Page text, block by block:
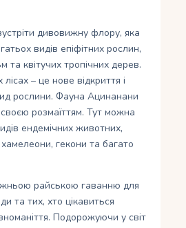
дивовижну флору, яка
видів епіфітних рослин,
та квітучих тропічних дерев.
– це нове відкриття і
рослини. Фауна Ацинанани
розмаїттям. Тут можна
ендемічних животних,
гекони та багато
райською гаванню для
та тих, хто цікавиться
Подорожуючи у світ